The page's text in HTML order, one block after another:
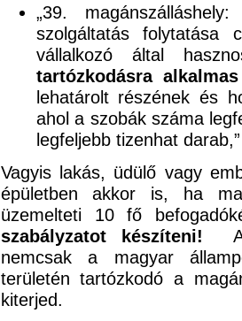
„39.
szolgáltatás folytatása
vállalkozó által
tartózkodásra
lehatárolt részének és
ahol a szobák száma
legfeljebb tizenhat darab,”
Vagyis lakás, üdülő vagy
épületben akkor is, ha
üzemelteti 10 fő
szabályzatot készíteni! A
nemcsak a magyar
területén tartózkodó a
kiterjed.